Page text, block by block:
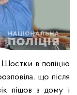
в поліцію
що після
пішов з дому і